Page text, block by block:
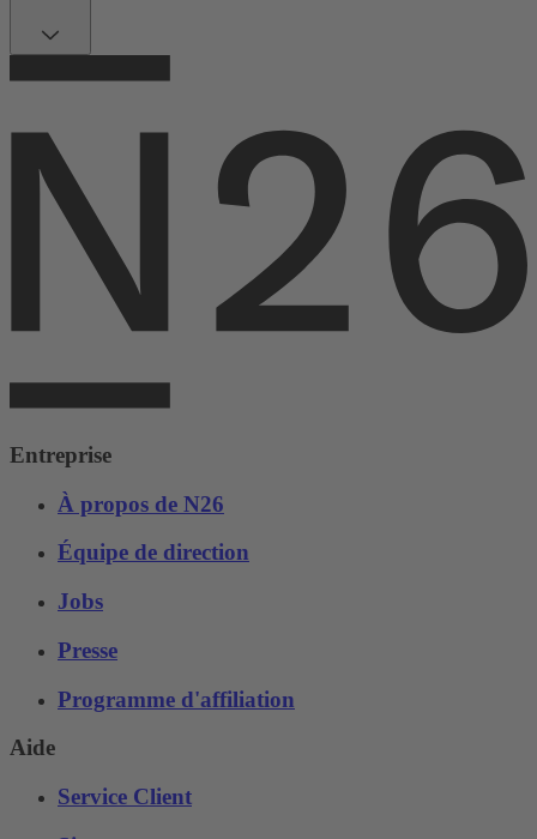
Entreprise
À propos de N26
Équipe de direction
Jobs
Presse
Programme d'affiliation
Aide
Service Client